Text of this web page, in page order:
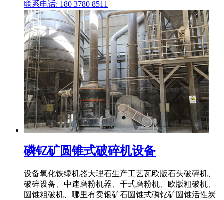
联系电话: 180 3780 8511
磷钇矿圆锥式破碎机设备
设备氧化铁绿机器大理石生产工艺瓦欧版石头破碎机、
破碎设备、中速磨粉机器、干式磨粉机、欧版粗破机、
圆锥粗破机、哪里有卖银矿石圆锥式磷钇矿圆锥活性炭